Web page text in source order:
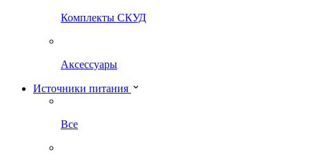
Комплекты СКУД
Аксессуары
Источники питания
Все